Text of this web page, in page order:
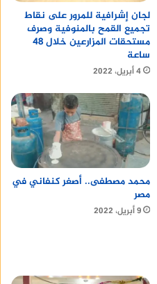
لجان إشرافية للمرور على نقاط
تجميع القمح بالمنوفية وصرف
مستحقات المزارعين خلال 48
ساعة
4 أبريل، 2022
محمد مصطفى.. أصغر كنفاني في
مصر
9 أبريل، 2022